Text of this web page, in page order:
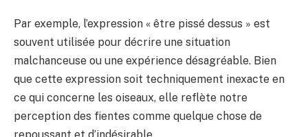
Par exemple, l’expression « être pissé dessus » est
souvent utilisée pour décrire une situation
malchanceuse ou une expérience désagréable. Bien
que cette expression soit techniquement inexacte en
ce qui concerne les oiseaux, elle reflète notre
perception des fientes comme quelque chose de